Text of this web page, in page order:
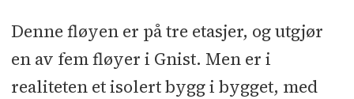
Denne fløyen er på tre etasjer, og utgjør
en av fem fløyer i Gnist. Men er i
realiteten et isolert bygg i bygget, med